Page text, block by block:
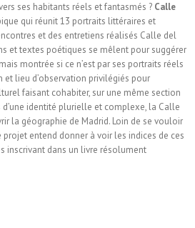
ses habitants réels et fantasmés ? Calle
qui réunit 13 portraits littéraires et
et des entretiens réalisés Calle del
et textes poétiques se mêlent pour suggérer
montrée si ce n’est par ses portraits réels
et lieu d’observation privilégiés pour
faisant cohabiter, sur une même section
identité plurielle et complexe, la Calle
la géographie de Madrid. Loin de se vouloir
en­tend donner à voir les indices de ces
inscrivant dans un livre résolument